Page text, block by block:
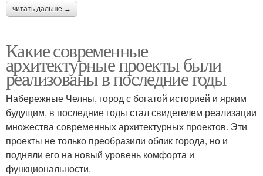
читать дальше →
Какие современные
архитектурные проекты были
реализованы в последние годы
Набережные Челны, город с богатой историей и ярким
будущим, в последние годы стал свидетелем реализации
множества современных архитектурных проектов. Эти
проекты не только преобразили облик города, но и
подняли его на новый уровень комфорта и
функциональности.